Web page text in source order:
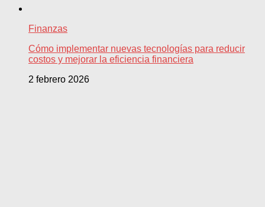
Finanzas
Cómo implementar nuevas tecnologías para reducir
costos y mejorar la eficiencia financiera
2 febrero 2026